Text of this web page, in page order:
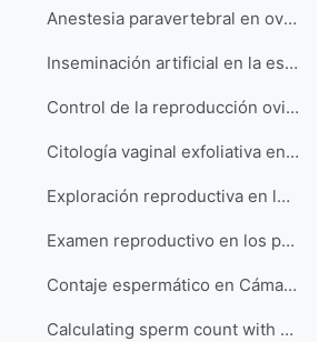
Anestesia paravertebral en ovino
Inseminación artificial en la especie ovina
Control de la reproducción ovina mediante la utilización de esponjas vaginales
Citología vaginal exfoliativa en la perra y en la gata y citología prepucial en el perro
Exploración reproductiva en los gatos macho. Aplicación práctica de la citología exfoliativa
Examen reproductivo en los perros machos
Contaje espermático en Cámara de Bürker
Calculating sperm count with a Bürker chamber